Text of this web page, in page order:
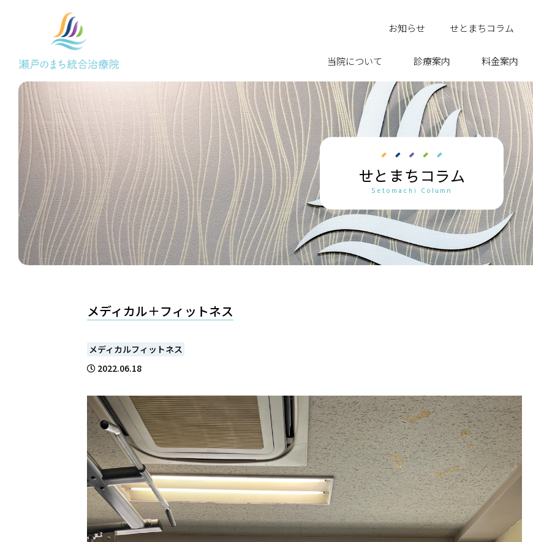
お知らせ せとまちコラム
当院について 診療案内 料金案内
せとまちコラム
Setomachi Column
メディカル＋フィットネス
メディカルフィットネス
2022.06.18